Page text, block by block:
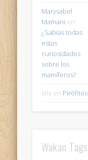
Marysabel
Mamani en
¿Sabías todas
estas
curiosidades
sobre los
mamíferos?
lala en Pirófitos
Wakan Tags